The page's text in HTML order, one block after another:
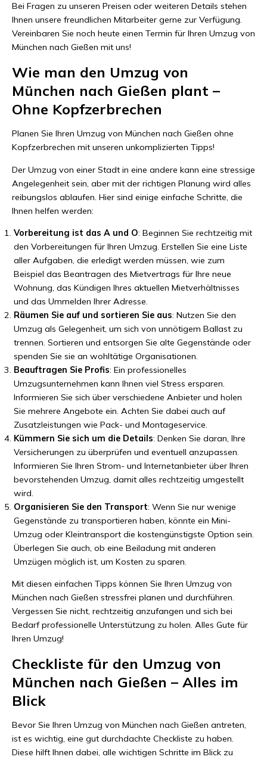
Bei Fragen zu unseren Preisen oder weiteren Details stehen
Ihnen unsere freundlichen Mitarbeiter gerne zur Verfügung.
Vereinbaren Sie noch heute einen Termin für Ihren Umzug von
München nach Gießen mit uns!
Wie man den Umzug von
München nach Gießen plant –
Ohne Kopfzerbrechen
Planen Sie Ihren Umzug von München nach Gießen ohne
Kopfzerbrechen mit unseren unkomplizierten Tipps!
Der Umzug von einer Stadt in eine andere kann eine stressige
Angelegenheit sein, aber mit der richtigen Planung wird alles
reibungslos ablaufen. Hier sind einige einfache Schritte, die
Ihnen helfen werden:
Vorbereitung ist das A und O: Beginnen Sie rechtzeitig mit
den Vorbereitungen für Ihren Umzug. Erstellen Sie eine Liste
aller Aufgaben, die erledigt werden müssen, wie zum
Beispiel das Beantragen des Mietvertrags für Ihre neue
Wohnung, das Kündigen Ihres aktuellen Mietverhältnisses
und das Ummelden Ihrer Adresse.
Räumen Sie auf und sortieren Sie aus: Nutzen Sie den
Umzug als Gelegenheit, um sich von unnötigem Ballast zu
trennen. Sortieren und entsorgen Sie alte Gegenstände oder
spenden Sie sie an wohltätige Organisationen.
Beauftragen Sie Profis: Ein professionelles
Umzugsunternehmen kann Ihnen viel Stress ersparen.
Informieren Sie sich über verschiedene Anbieter und holen
Sie mehrere Angebote ein. Achten Sie dabei auch auf
Zusatzleistungen wie Pack- und Montageservice.
Kümmern Sie sich um die Details: Denken Sie daran, Ihre
Versicherungen zu überprüfen und eventuell anzupassen.
Informieren Sie Ihren Strom- und Internetanbieter über Ihren
bevorstehenden Umzug, damit alles rechtzeitig umgestellt
wird.
Organisieren Sie den Transport: Wenn Sie nur wenige
Gegenstände zu transportieren haben, könnte ein Mini-
Umzug oder Kleintransport die kostengünstigste Option sein.
Überlegen Sie auch, ob eine Beiladung mit anderen
Umzügen möglich ist, um Kosten zu sparen.
Mit diesen einfachen Tipps können Sie Ihren Umzug von
München nach Gießen stressfrei planen und durchführen.
Vergessen Sie nicht, rechtzeitig anzufangen und sich bei
Bedarf professionelle Unterstützung zu holen. Alles Gute für
Ihren Umzug!
Checkliste für den Umzug von
München nach Gießen – Alles im
Blick
Bevor Sie Ihren Umzug von München nach Gießen antreten,
ist es wichtig, eine gut durchdachte Checkliste zu haben.
Diese hilft Ihnen dabei, alle wichtigen Schritte im Blick zu